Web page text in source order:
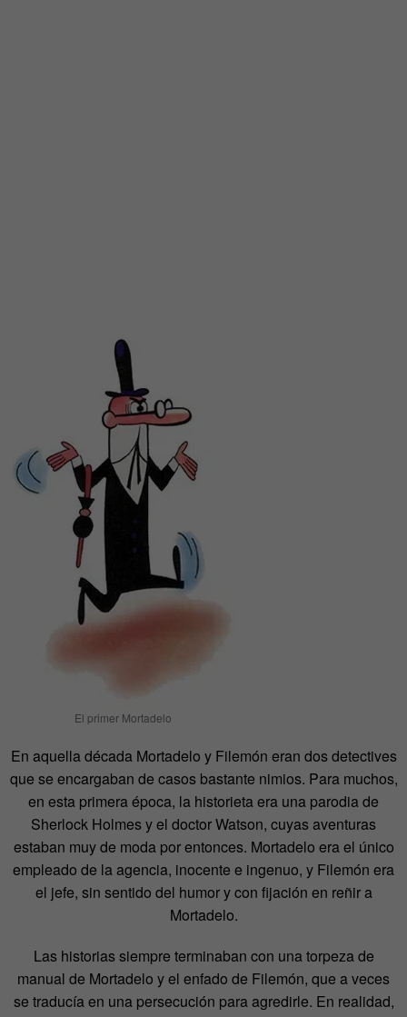
El primer Mortadelo
En aquella década Mortadelo y Filemón eran dos detectives
que se encargaban de casos bastante nimios. Para muchos,
en esta primera época, la historieta era una parodia de
Sherlock Holmes y el doctor Watson, cuyas aventuras
estaban muy de moda por entonces. Mortadelo era el único
empleado de la agencia, inocente e ingenuo, y Filemón era
el jefe, sin sentido del humor y con fijación en reñir a
Mortadelo.
Las historias siempre terminaban con una torpeza de
manual de Mortadelo y el enfado de Filemón, que a veces
se traducía en una persecución para agredirle. En realidad,